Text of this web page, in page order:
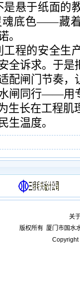
悬于纸面的
魂底色——藏
。
工程的安全生
全诉求。于
配闸门节奏，
闸同行——用
生长在工程肌
生温度。
关
版权所有 厦门市国水
Copyright